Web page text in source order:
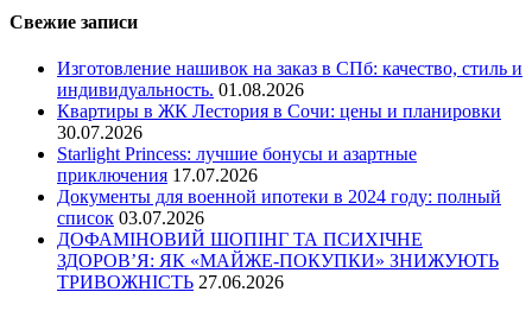
Свежие записи
Изготовление нашивок на заказ в СПб: качество, стиль и
индивидуальность. 01.08.2026
Квартиры в ЖК Лестория в Сочи: цены и планировки
30.07.2026
Starlight Princess: лучшие бонусы и азартные
приключения 17.07.2026
Документы для военной ипотеки в 2024 году: полный
список 03.07.2026
ДОФАМІНОВИЙ ШОПІНГ ТА ПСИХІЧНЕ
ЗДОРОВ’Я: ЯК «МАЙЖЕ-ПОКУПКИ» ЗНИЖУЮТЬ
ТРИВОЖНІСТЬ 27.06.2026